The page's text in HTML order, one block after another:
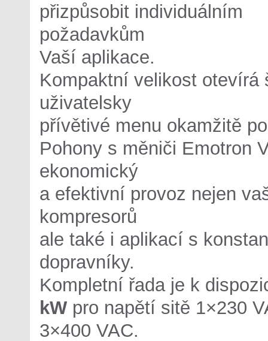
přizpůsobit individuálním
požadavkům
Vaší aplikace.
Kompaktní velikost otevírá
uživatelsky
přívětivé menu okamžitě
Pohony s měniči Emotron
ekonomický
a efektivní provoz nejen
kompresorů
ale také i aplikací s
dopravníky.
Kompletní řada je k
kW pro napětí sitě 1×230
3×400 VAC.